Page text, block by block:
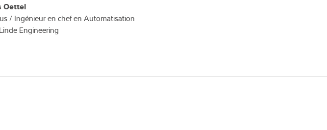
Oettel
/ Ingénieur en chef en Automatisation
Engineering